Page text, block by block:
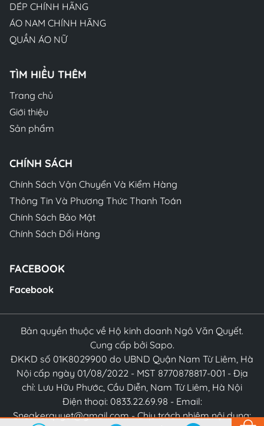
DÉP CHÍNH HÃNG
ÁO NAM CHÍNH HÃNG
QUẦN ÁO NỮ
TÌM HIỂU THÊM
Trang chủ
Giới thiệu
Sản phẩm
CHÍNH SÁCH
Chính Sách Vận Chuyển Và Kiểm Hàng
Thông Tin Và Phương Thức Thanh Toán
Chính Sách Bảo Mật
Chính Sách Đổi Hàng
FACEBOOK
Facebook
Bản quyền thuộc về Hộ kinh doanh Ngô Văn Quyết.
Cung cấp bởi Sapo.
ĐKKD số 01K8029900 do UBND Quận Nam Từ Liêm, Hà
Nội cấp ngày 01/08/2022 - MST 8770878817-001 - Địa
chỉ: Lưu Hữu Phước, Cầu Diễn, Nam Từ Liêm, Hà Nội
Điện thoại: 0833.22.69.98 - Email:
Sneakerquyet@gmail.com - Chịu trách nhiệm nội dung: